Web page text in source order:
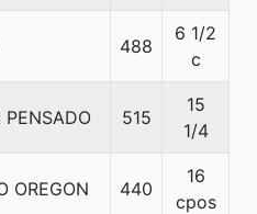
488
6 1/2
c
PENSADO 515
15
1/4
OREGON 440
16
cpos